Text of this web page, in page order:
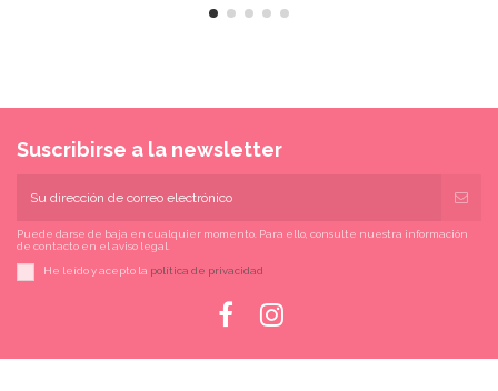
Suscribirse a la newsletter
Puede darse de baja en cualquier momento. Para ello, consulte nuestra información
de contacto en el aviso legal.
He leído y acepto la política de privacidad